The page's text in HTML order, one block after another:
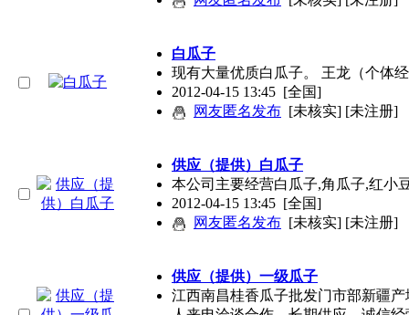
白瓜子
现有大量优质白瓜子。 王龙（个体
2012-04-15 13:45 [全国]
网友匿名发布 [未核实] [未注册]
供应（提供）白瓜子
本公司主要经营白瓜子,角瓜子,红小
2012-04-15 13:45 [全国]
网友匿名发布 [未核实] [未注册]
供应（提供）一级瓜子
江西南昌桂香瓜子批发门市部新疆